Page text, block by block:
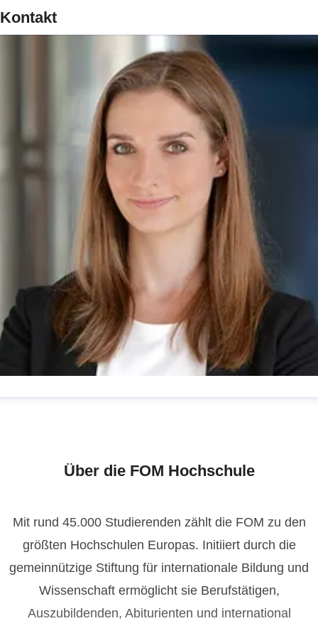
Kontakt
Über die FOM Hochschule
Mit rund 45.000 Studierenden zählt die FOM zu den
größten Hochschulen Europas. Initiiert durch die
gemeinnützige Stiftung für internationale Bildung und
Wissenschaft ermöglicht sie Berufstätigen,
Auszubildenden, Abiturienten und international